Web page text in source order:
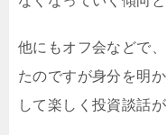
他にもオフ会などで
たのですが身分を明
して楽しく投資談話